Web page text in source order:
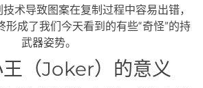
术导致图案在复制过程中容易出错，
形成了我们今天看到的有些“奇怪”的持
武器姿势。
王（Joker）的意义